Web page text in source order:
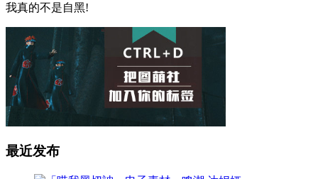
我真的不是自黑!
最近发布